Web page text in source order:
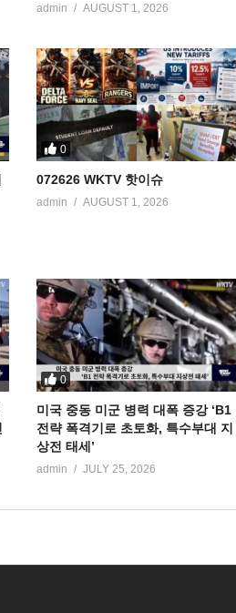
admin AUGUST 1, 2026
0
072626 WKTV 핫이슈
admin AUGUST 1, 2026
0
미국 중동 미군 병력 대폭 증강 ‘B1
전략 폭격기로 초토화, 특수부대 지
상전 태세’
admin JULY 25, 2026